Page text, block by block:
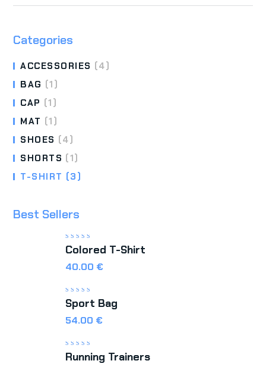
Categories
ACCESSORIES (4)
BAG (1)
CAP (1)
MAT (1)
SHOES (4)
SHORTS (1)
T-SHIRT (3)
Best Sellers
Valorado
con5.00
Colored T-Shirt
40,00 €
Valorado
con5.00
de 5
Sport Bag
54,00 €
Valorado
con5.00
Running Trainers